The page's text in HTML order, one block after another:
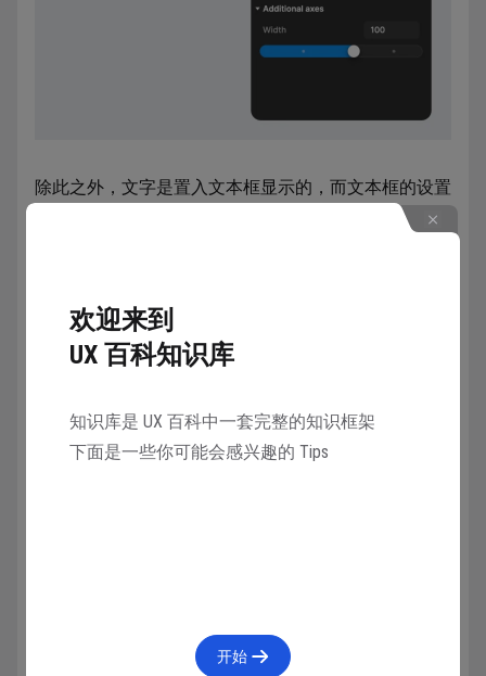
除此之外，文字是置入文本框显示的，而文本框的设置
固定尺寸：固定文本的长宽，文本会自动换行，
欢迎来到
UX 百科知识库
知识库是 UX 百科中一套完整的知识框架
下面是一些你可能会感兴趣的 Tips
开始